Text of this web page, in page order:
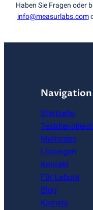
Haben Sie Fragen oder
info@measurlabs.com
Navigation
Startseite
Methoden
Lösungen
Kontakt
Für Labore
Blog
Karriere